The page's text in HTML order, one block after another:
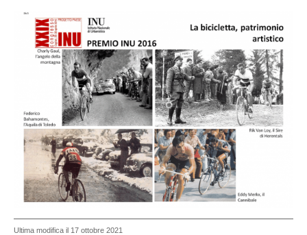
Ultima modifica il 17 ottobre 2021